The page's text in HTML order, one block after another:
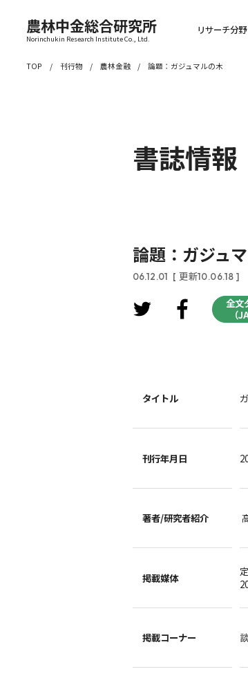
農林中金総合研究所
Norinchukin Research Institute Co., Ltd.
リサーチ分野
TOP 刊行物 農林金融 論題：ガジュマルの木
書誌情報
論題：ガジュ
06.12.01 [ 更新10.06.18 ]
全文
（
タイトル
刊行年月日
著者/研究者紹介
掲載媒体
掲載コーナー